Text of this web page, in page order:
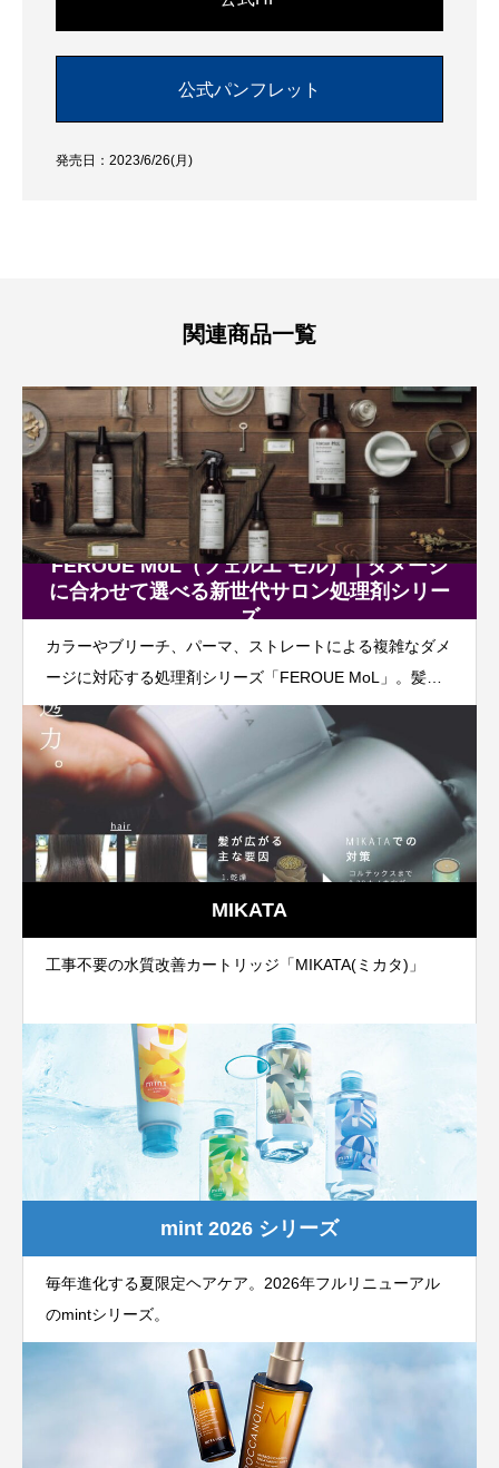
公式パンフレット
発売日：2023/6/26(月)
関連商品一覧
FEROUE MoL（フェルエ モル）｜ダメージ
に合わせて選べる新世代サロン処理剤シリー
ズ
カラーやブリーチ、パーマ、ストレートによる複雑なダメ
ージに対応する処理剤シリーズ「FEROUE MoL」。髪内
部補修・毛髪繊維補修・ダメージホール補修の3方向から
アプローチする独自のファイバーリンクシステムを全商品
に採用。施術や髪質に合わせて必要なアイテムだけを選択
でき、サロンならではの高付加価値メニュー提案を可能に
します。
MIKATA
工事不要の水質改善カートリッジ「MIKATA(ミカタ)」
mint 2026 シリーズ
毎年進化する夏限定ヘアケア。2026年フルリニューアル
のmintシリーズ。